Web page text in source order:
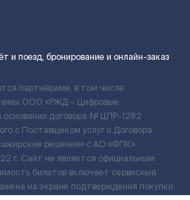
и поезд, бронирование и онлайн-заказ
партнёрами, в том числе
ООО «РЖД – Цифровые
основании договора № ЦПР-1282
с Поставщиком услуг и Договора
решения» c АО «ФПК»
г. Сайт не является официальным
билетов включает сервисный
на экране подтверждения покупки.